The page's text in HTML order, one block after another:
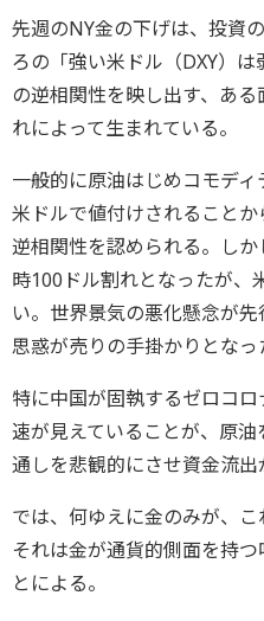
先週のNY金の下げは、投資
ろの「強い米ドル（DXY）
の逆相関性を映し出す、あ
れによって生まれている。
一般的に原油はじめコモデ
米ドルで値付けされること
逆相関性を認められる。し
時100ドル割れとなったが、
い。世界景気の悪化懸念が
思惑が売りの手掛かりとなっ
特に中国が固執するゼロコ
速が見えていることが、原
通しを悲観的にさせ資金流出
では、何ゆえに金のみが、こ
それは金が通貨的側面を持
とによる。